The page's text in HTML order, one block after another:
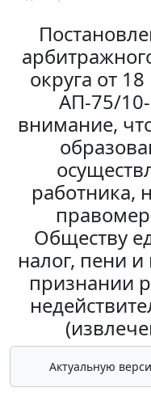
округа от
АП-75/
внимание,
работника,
Обществу
налог, пени
признании
Актуальную